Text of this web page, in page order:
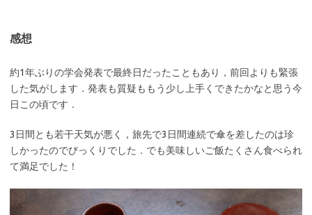
感想
約1年ぶりの学会発表で最終日だったこともあり，前回よりも緊張
した気がします．発表も質疑ももう少し上手くできたかなと思う今
日この頃です．
3日間とも若干天気が悪く，旅先で3日間連続で傘を差したのは珍
しかったのでびっくりでした．でも美味しいご飯たくさん食べられ
て満足でした！